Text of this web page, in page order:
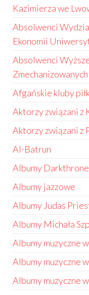
Kazimierza we
Absolwenci
Ekonomii
Absolwenci
Zmechanizowanych
Afgańskie kluby
Aktorzy związani z
Aktorzy związani z
Al-Batrun
Albumy Darkthrone
Albumy jazzowe
Albumy Judas
Albumy Michała
Albumy muzyczne
Albumy muzyczne
Albumy muzyczne